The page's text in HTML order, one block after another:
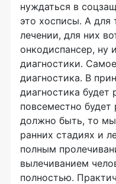
нуждаться в
это хосписы. А для
лечении, для них
онкодиспансер, ну
диагностики.
диагностика. В
диагностика будет
повсеместно будет
должно быть, то
ранних стадиях и
полным
вылечиванием
полностью.